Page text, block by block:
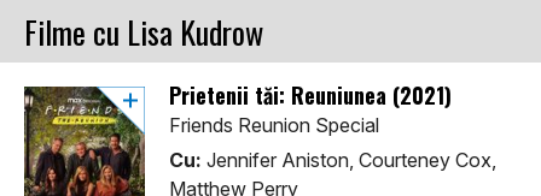
Filme cu Lisa Kudrow
Prietenii tăi: Reuniunea (2021)
Friends Reunion Special
Cu: Jennifer Aniston, Courteney Cox,
Matthew Perry